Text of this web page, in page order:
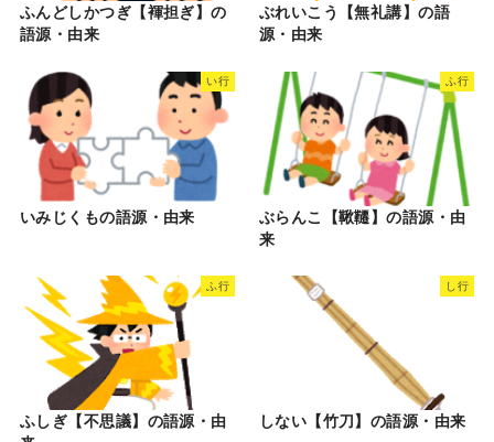
ふんどしかつぎ【褌担ぎ】の
語源・由来
ぶれいこう【無礼講】の語
源・由来
い行
いみじくもの語源・由来
ふ行
ぶらんこ【鞦韆】の語源・由
来
ふ行
ふしぎ【不思議】の語源・由
し行
しない【竹刀】の語源・由来